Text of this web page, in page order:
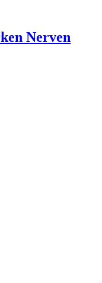
Nerven